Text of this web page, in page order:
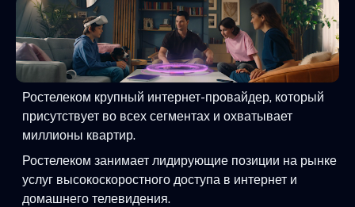
Ростелеком крупный интернет-провайдер, который
присутствует во всех сегментах и охватывает
миллионы квартир.
Ростелеком занимает лидирующие позиции на рынке
услуг высокоскоростного доступа в интернет и
домашнего телевидения.